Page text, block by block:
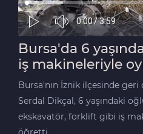
Bursa'da 6
iş makineleriyle
Bursa'nın İznik ilçesinde
Serdal Dikçal, 6 yaşındaki
ekskavatör, forklift gibi iş